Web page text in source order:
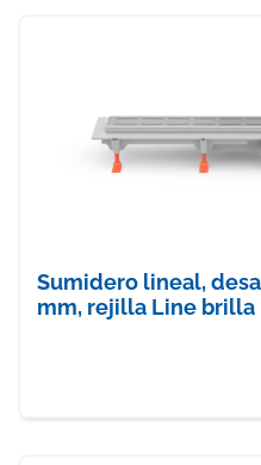
Sumidero lineal,
mm, rejilla Line brilla